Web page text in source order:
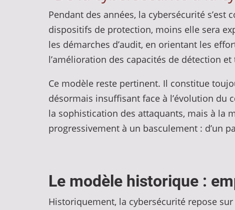
Pendant des années, la cybersécurité
dispositifs de protection, moins elle sera
les démarches d’audit, en orientant les
l’amélioration des capacités de détection
Ce modèle reste pertinent. Il constitue
désormais insuffisant face à l’évolution du
la sophistication des attaquants, mais à la
progressivement à un basculement : d’un
Le modèle historique :
Historiquement, la cybersécurité repose